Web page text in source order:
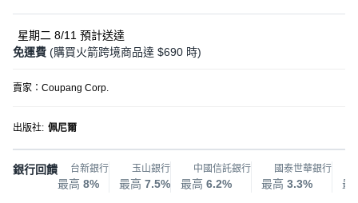
星期二 8/11 預計送達
免運費 (購買火箭跨境商品達 $690 時)
賣家： Coupang Corp.
出版社: 佩尼爾
銀行回饋 台新銀行
最高 8%
玉山銀行
最高 7.5%
中國信託銀行
最高 6.2%
國泰世華銀行
最高 3.3% 最